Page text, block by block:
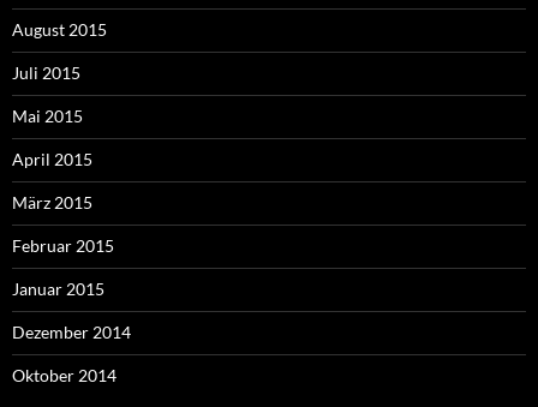
August 2015
Juli 2015
Mai 2015
April 2015
März 2015
Februar 2015
Januar 2015
Dezember 2014
Oktober 2014